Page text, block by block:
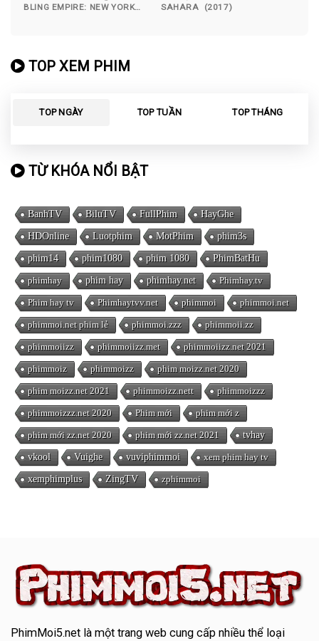
BLING EMPIRE: NEW YORK
SAHARA (2017)
TOP XEM PHIM
TOP NGÀY TOP TUẦN TOP THÁNG
TỪ KHÓA NỔI BẬT
BanhTV BiluTV FullPhim HayGhe
HDOnline Luotphim MotPhim phim3s
phim14 phim1080 phim 1080 PhimBatHu
phimhay phim hay phimhay.net Phimhay.tv
Phim hay tv Phimhaytvv.net phimmoi phimmoi.net
phimmoi.net phim lẻ phimmoi.zzz phimmoii.zz
phimmoiizz phimmoiizz.met phimmoiizz.net 2021
phimmoiz phimmoizz phim moizz.net 2020
phim moizz.net 2021 phimmoizz.nett phimmoizzz
phimmoizzz.net 2020 Phim mới phim mới z
phim mới zz.net 2020 phim mới zz.net 2021 tvhay
vkool Vuighe vuviphimmoi xem phim hay tv
xemphimplus ZingTV zphimmoi
PhimMoi5.netlà một trang web cung cấp nhiều thể loại